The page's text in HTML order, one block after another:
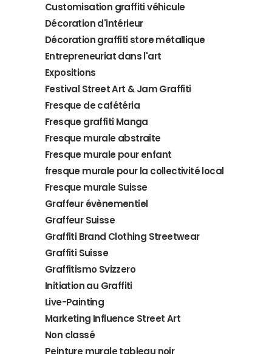
Customisation graffiti véhicule
Décoration d'intérieur
Décoration graffiti store métallique
Entrepreneuriat dans l'art
Expositions
Festival Street Art & Jam Graffiti
Fresque de cafétéria
Fresque graffiti Manga
Fresque murale abstraite
Fresque murale pour enfant
fresque murale pour la collectivité local
Fresque murale Suisse
Graffeur évènementiel
Graffeur Suisse
Graffiti Brand Clothing Streetwear
Graffiti Suisse
Graffitismo Svizzero
Initiation au Graffiti
Live-Painting
Marketing Influence Street Art
Non classé